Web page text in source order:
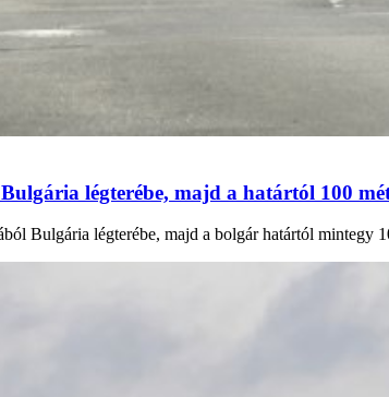
légterébe, majd a határtól 100
Bulgária légterébe, majd a bolgár határtól